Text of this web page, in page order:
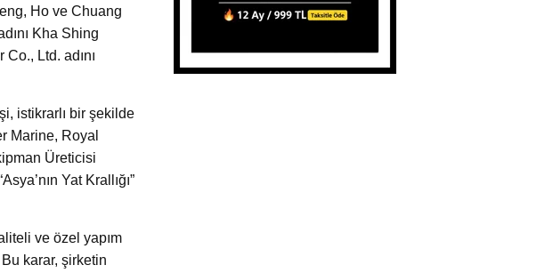
Ho ve Chuang
Kha Shing
Ltd. adını
istikrarlı bir şekilde
Marine, Royal
Üreticisi
Yat Krallığı”
ve özel yapım
karar, şirketin